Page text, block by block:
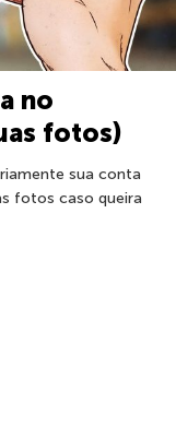
no
fotos)
sua conta
fotos caso queira